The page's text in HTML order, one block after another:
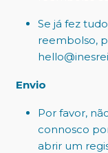
Se já fez
reembolso,
Envio
Por favor,
connosco
abrir um